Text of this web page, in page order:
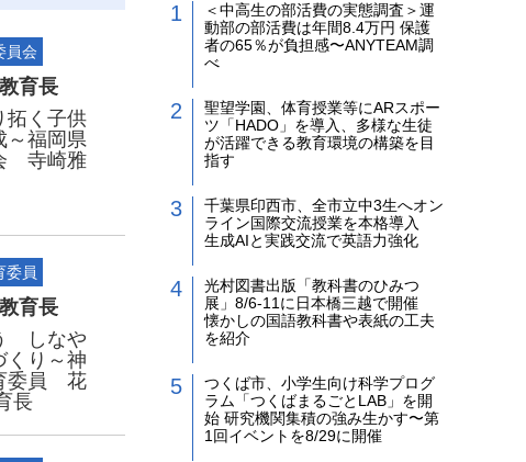
員会
育長
拓く子供
～福岡県
寺崎雅
委員
育長
しなや
り～神
委員 花
長
＜中高生の部活費の実態調査＞運
動部の部活費は年間8.4万円 保護
者の65％が負担感〜ANYTEAM調
べ
聖望学園、体育授業等にARスポー
ツ「HADO」を導入、多様な生徒
が活躍できる教育環境の構築を目
指す
千葉県印西市、全市立中3生へオン
ライン国際交流授業を本格導入
生成AIと実践交流で英語力強化
光村図書出版「教科書のひみつ
展」8/6-11に日本橋三越で開催
懐かしの国語教科書や表紙の工夫
を紹介
つくば市、小学生向け科学プログ
ラム「つくばまるごとLAB」を開
始 研究機関集積の強み生かす〜第
1回イベントを8/29に開催